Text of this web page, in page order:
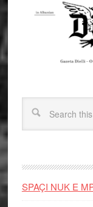
SPAÇI NUK E